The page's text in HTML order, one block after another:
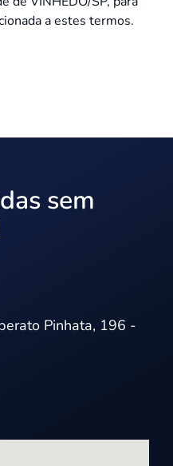
a estes termos.
sem
Pinhata, 196 -